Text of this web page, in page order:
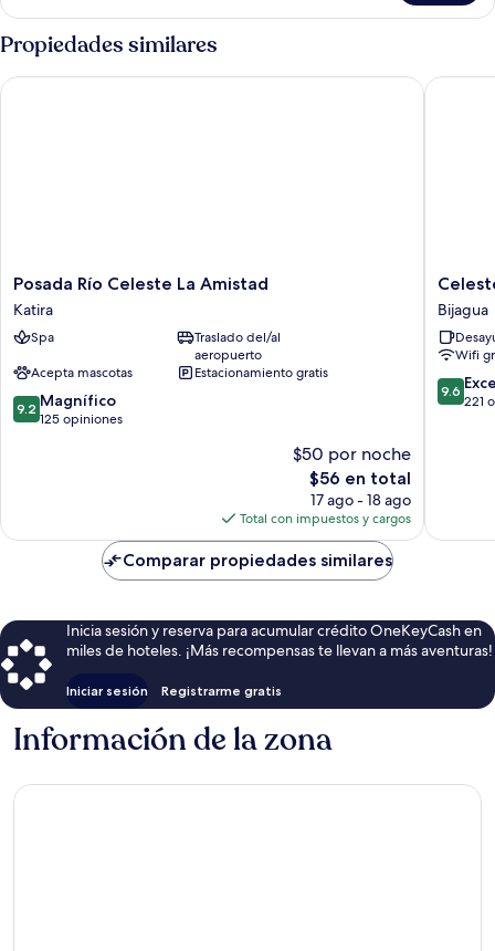
familiar,
en
el
área
del
Propiedades similares
Posada
Río
Celeste
La
Katira
Posada Río Celeste La Amistad
Katira
Spa
Traslado del/al
aeropuerto
Acepta mascotas
Estacionamiento gratis
9.2
de
9.2 Magnífico
125 opiniones
$50 por noche
El
precio
actual
es
de
$56
$56 en total
17 ago - 18 ago
Total con impuestos y cargos
Posada Río Celeste La Amistad
Celeste
Lodge
Bijagua
Bijagua
Wifi
9.6
de
9.6
221
Celeste
Comparar propiedades similares
Inicia sesión y reserva para acumular crédito OneKeyCash en
miles de hoteles. ¡Más recompensas te llevan a más aventuras!
Iniciar sesión Registrarme gratis
Información de la zona